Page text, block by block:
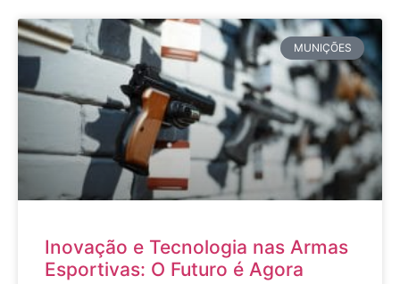
MUNIÇÕES
Inovação e Tecnologia nas Armas
Esportivas: O Futuro é Agora